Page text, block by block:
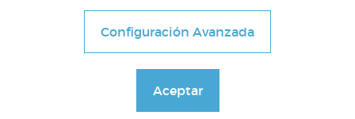
2º Primaria (7-8 años)
Las plantas
Configuración Avanzada
Aceptar